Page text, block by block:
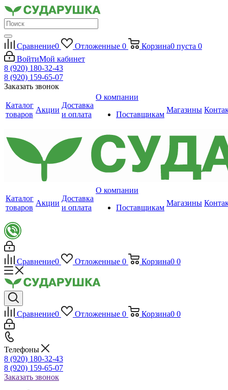
Сравнение0 Отложенные 0 Корзина0 пуста 0
ВойтиМой кабинет
8 (920) 180-32-43
8 (920) 159-65-07
Заказать звонок
Каталог
товаров
Акции
Доставка
и оплата
О компании
Поставщикам
Магазины
Каталог
товаров
Акции
Доставка
и оплата
О компании
Поставщикам
Магазины
Сравнение0 Отложенные 0 Корзина0 0
Сравнение0 Отложенные 0 Корзина0 0
Телефоны
8 (920) 180-32-43
8 (920) 159-65-07
Заказать звонок